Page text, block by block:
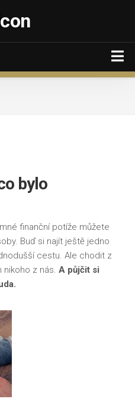
bylo
finanční potíže můžete
Buď si najít ještě jedno
cestu. Ale chodit z
z nás. A půjčit si